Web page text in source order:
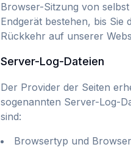
Browser-Sitzung von
Endgerät bestehen, bis Sie
Rückkehr auf unserer
Server-Log-Dateien
Der Provider der Seiten
sogenannten Server-Log-
sind:
Browsertyp und